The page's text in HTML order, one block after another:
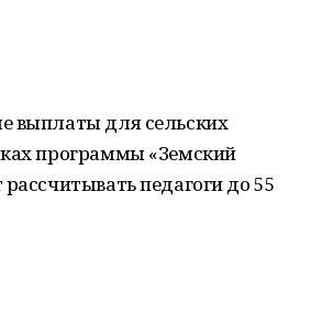
выплаты для сельских
программы «Земский
педагоги до 55